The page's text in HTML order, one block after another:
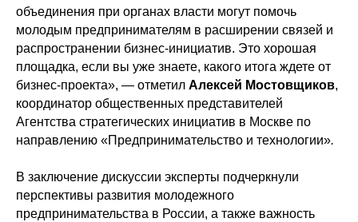
объединения при органах власти могут помочь
молодым предпринимателям в расширении связей и
распространении бизнес-инициатив. Это хорошая
площадка, если вы уже знаете, какого итога ждете от
бизнес-проекта», — отметил Алексей Мостовщиков,
координатор общественных представителей
Агентства стратегических инициатив в Москве по
направлению «Предпринимательство и технологии».
В заключение дискуссии эксперты подчеркнули
перспективы развития молодежного
предпринимательства в России, а также важность